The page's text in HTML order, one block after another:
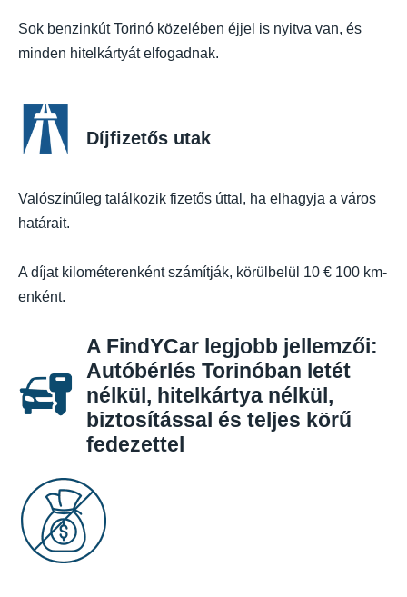
Sok benzinkút Torinó közelében éjjel is nyitva van, és
minden hitelkártyát elfogadnak.
Díjfizetős utak
Valószínűleg találkozik fizetős úttal, ha elhagyja a város
határait.
A díjat kilométerenként számítják, körülbelül 10 € 100 km-
enként.
A FindYCar legjobb jellemzői:
Autóbérlés Torinóban letét
nélkül, hitelkártya nélkül,
biztosítással és teljes körű
fedezettel